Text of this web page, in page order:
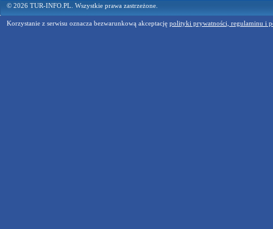
© 2026 TUR-INFO.PL. Wszystkie prawa zastrzeżone.
Korzystanie z serwisu oznacza bezwarunkową akceptację polityki prywatności, regulaminu i